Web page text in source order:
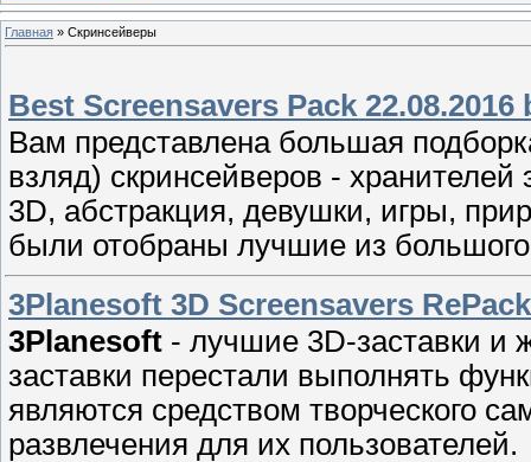
Главная » Скринсейверы
Best Screensavers Pack 22.08.2016
Вам представлена большая
взляд) скринсейверов -
3D, абстракция, девушки, игры,
были отобраны лучшие из большого
3Planesoft 3D Screensavers
3Planesoft - лучшие 3D-заставки и
заставки перестали выполнять
являются средством творческого
развлечения для их пользователей.